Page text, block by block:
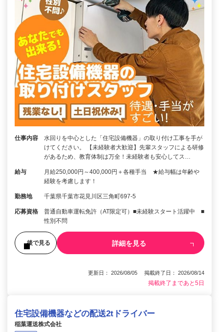
仕事内容
水回りを中心とした「住宅設備機器」の取り付け工事を手が
けてください。 【未経験者大歓迎】先輩スタッフによる研修
があるため、教育体制は万全！未経験者も安心してス…
給与
月給250,000円～400,000円＋各種手当 ★給与幅は年齢や
経験を考慮します！
勤務地 千葉県千葉市花見川区三角町697-5
応募資格
普通自動車運転免許（AT限定可）■未経験スタート活躍中 ■
性別不問
後で見る 詳細を見る
更新日： 2026/08/05 掲載終了日： 2026/08/14
掲載終了まであと5日
住宅設備機器などの配送2tドライバー
稲葉運送株式会社